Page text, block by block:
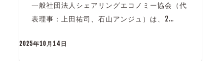
一般社団法人シェアリングエコノミー協会（代
表理事：上田祐司、石山アンジュ）は、2…
2025年10月14日